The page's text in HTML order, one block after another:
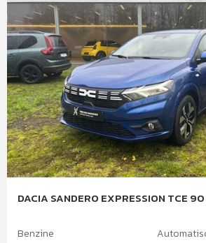
DACIA SANDERO EXPRESSION TCE
Benzine